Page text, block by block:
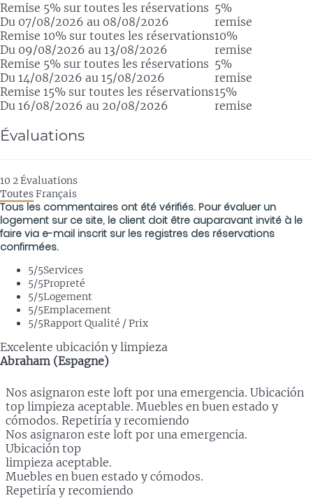
Remise 5% sur toutes les réservations
Du 07/08/2026 au 08/08/2026
5%
remise
Remise 10% sur toutes les réservations
Du 09/08/2026 au 13/08/2026
10%
remise
Remise 5% sur toutes les réservations
Du 14/08/2026 au 15/08/2026
5%
remise
Remise 15% sur toutes les réservations
Du 16/08/2026 au 20/08/2026
15%
remise
Évaluations
10 2Évaluations
ToutesFrançais
Tous les commentaires ont été vérifiés. Pour évaluer un
logement sur ce site, le client doit être auparavant invité à le
faire via e-mail inscrit sur les registres des réservations
confirmées.
5/5Services
5/5Propreté
5/5Logement
5/5Emplacement
5/5Rapport Qualité / Prix
Excelente ubicación y limpieza
Abraham (Espagne)
Nos asignaron este loft por una emergencia. Ubicación
top limpieza aceptable. Muebles en buen estado y
cómodos. Repetiría y recomiendo
Nos asignaron este loft por una emergencia.
Ubicación top
limpieza aceptable.
Muebles en buen estado y cómodos.
Repetiría y recomiendo